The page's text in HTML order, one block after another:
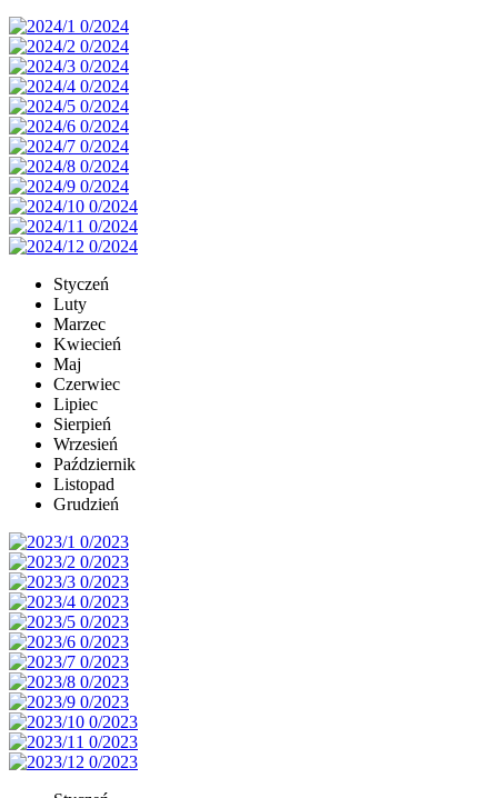
Styczeń
Luty
Marzec
Kwiecień
Maj
Czerwiec
Lipiec
Sierpień
Wrzesień
Październik
Listopad
Grudzień